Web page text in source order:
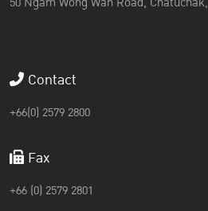
Contact
+66(0) 2579 2800
Fax
+66 (0) 2579 2801